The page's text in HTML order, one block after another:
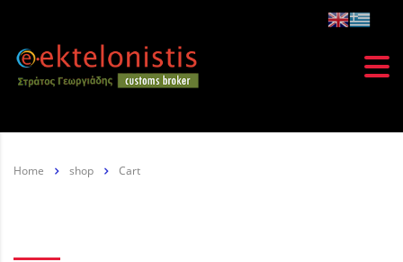
Home shop Cart